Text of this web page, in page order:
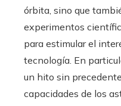
órbita, sino que
experimentos
para estimular el
tecnología. En
un hito sin
capacidades de los